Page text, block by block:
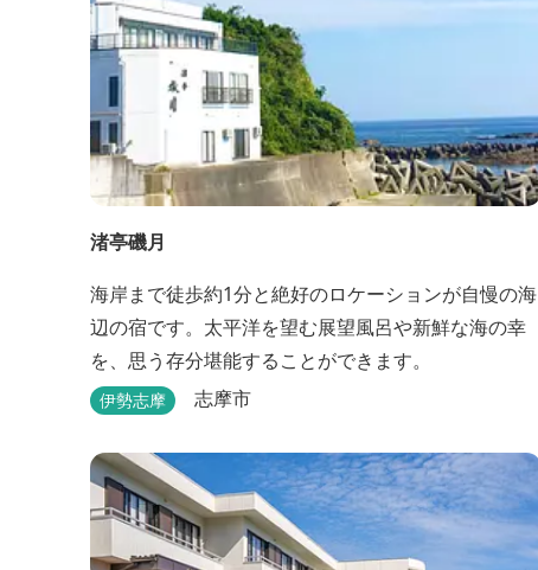
渚亭磯月
海岸まで徒歩約1分と絶好のロケーションが自慢の海
辺の宿です。太平洋を望む展望風呂や新鮮な海の幸
を、思う存分堪能することができます。
伊勢志摩 志摩市